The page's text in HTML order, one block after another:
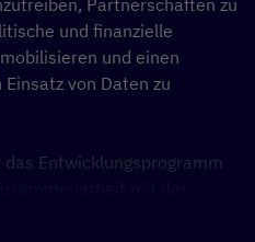
Partnerschaften zu
und finanzielle
und einen
von Daten zu
Entwicklungsprogramm